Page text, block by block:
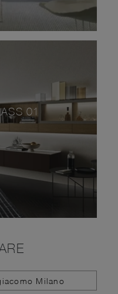
01
Milano